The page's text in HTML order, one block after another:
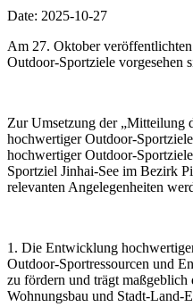
Date: 2025-10-27
Am 27. Oktober
Outdoor-Sportziele vorgesehen
Zur Umsetzung der „Mitteilung
hochwertiger Outdoor-
hochwertiger Outdoor-
Sportziel Jinhai-See im Bezirk
relevanten Angelegenheiten
1. Die Entwicklung
Outdoor-Sportressourcen und
zu fördern und trägt
Wohnungsbau und Stadt-Land-